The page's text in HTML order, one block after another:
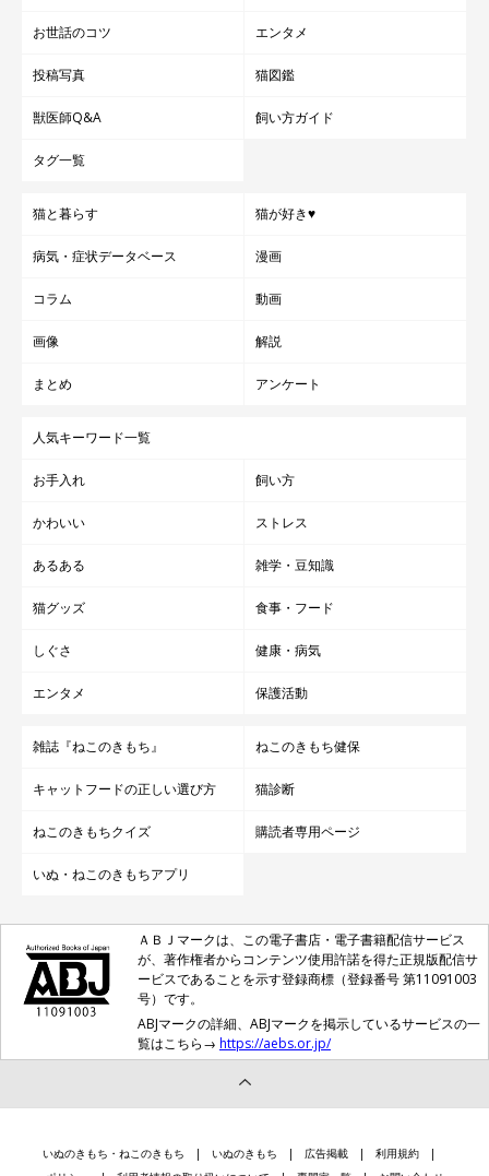
お世話のコツ エンタメ
投稿写真 猫図鑑
獣医師Q&A 飼い方ガイド
タグ一覧
猫と暮らす 猫が好き♥
病気・症状データベース 漫画
コラム 動画
画像 解説
まとめ アンケート
人気キーワード一覧
お手入れ 飼い方
かわいい ストレス
あるある 雑学・豆知識
猫グッズ 食事・フード
しぐさ 健康・病気
エンタメ 保護活動
雑誌『ねこのきもち』 ねこのきもち健保
キャットフードの正しい選び方 猫診断
ねこのきもちクイズ 購読者専用ページ
いぬ・ねこのきもちアプリ
ＡＢＪマークは、この電子書店・電子書籍配信サービス
が、著作権者からコンテンツ使用許諾を得た正規版配信サ
ービスであることを示す登録商標（登録番号 第11091003
号）です。
ABJマークの詳細、ABJマークを掲示しているサービスの一
覧はこちら→ https://aebs.or.jp/
いぬのきもち・ねこのきもち いぬのきもち 広告掲載
利用規約